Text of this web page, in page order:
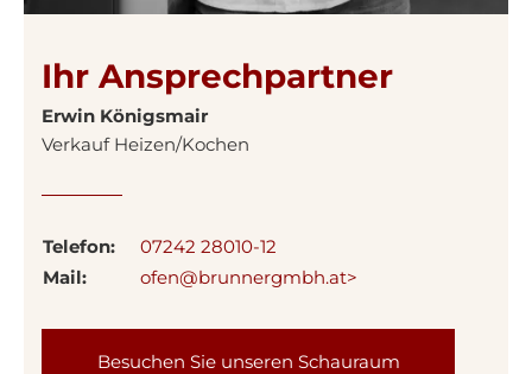
Ihr Ansprechpartner
Erwin Königsmair
Verkauf Heizen/Kochen
Telefon:
07242 28010-12
Mail:
ofen@brunnergmbh.at>
Besuchen Sie unseren Schauraum